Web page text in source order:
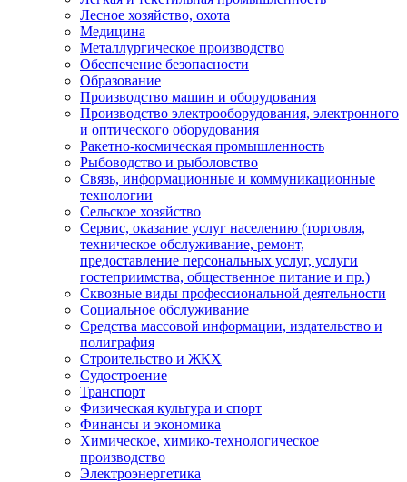
Лесное хозяйство, охота
Медицина
Металлургическое производство
Обеспечение безопасности
Образование
Производство машин и оборудования
Производство электрооборудования, электронного
и оптического оборудования
Ракетно-космическая промышленность
Рыбоводство и рыболовство
Связь, информационные и коммуникационные
технологии
Сельское хозяйство
Сервис, оказание услуг населению (торговля,
техническое обслуживание, ремонт,
предоставление персональных услуг, услуги
гостеприимства, общественное питание и пр.)
Сквозные виды профессиональной деятельности
Социальное обслуживание
Средства массовой информации, издательство и
полиграфия
Строительство и ЖКХ
Судостроение
Транспорт
Физическая культура и спорт
Финансы и экономика
Химическое, химико-технологическое
производство
Электроэнергетика